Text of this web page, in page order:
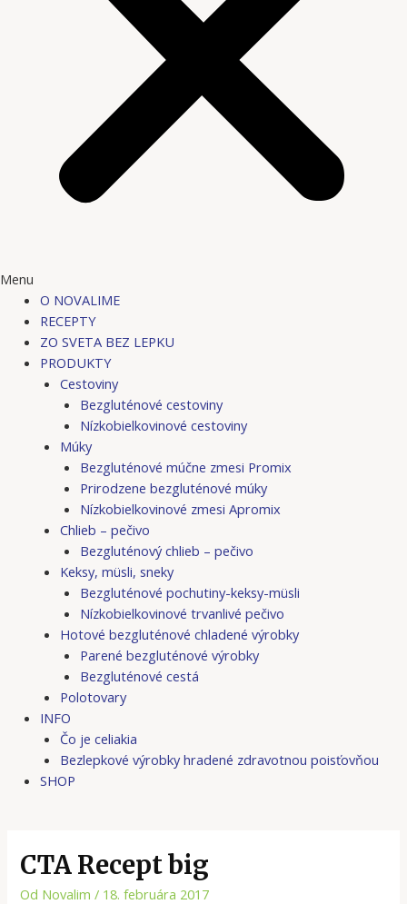
Menu
O NOVALIME
RECEPTY
ZO SVETA BEZ LEPKU
PRODUKTY
Cestoviny
Bezgluténové cestoviny
Nízkobielkovinové cestoviny
Múky
Bezgluténové múčne zmesi Promix
Prirodzene bezgluténové múky
Nízkobielkovinové zmesi Apromix
Chlieb – pečivo
Bezgluténový chlieb – pečivo
Keksy, müsli, sneky
Bezgluténové pochutiny-keksy-müsli
Nízkobielkovinové trvanlivé pečivo
Hotové bezgluténové chladené výrobky
Parené bezgluténové výrobky
Bezgluténové cestá
Polotovary
INFO
Čo je celiakia
Bezlepkové výrobky hradené zdravotnou poisťovňou
SHOP
CTA Recept big
Od Novalim/ 18. februára 2017